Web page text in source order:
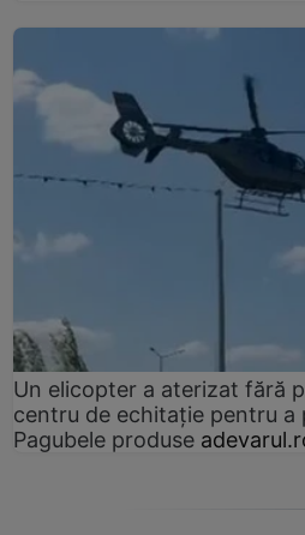
Un elicopter a aterizat fără
centru de echitație pentru a
Pagubele produse